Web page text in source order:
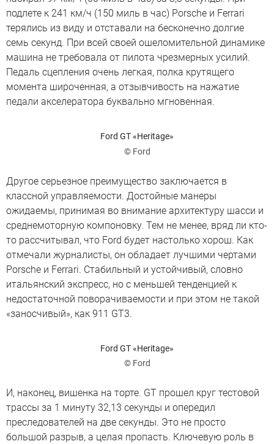
подлете к 241 км/ч (150 миль в час) Porsche и Ferrari
терялись из виду и отставали на бесконечно долгие
семь секунд. При всей своей ошеломительной динамике
машина не требовала от пилота чрезмерных усилий.
Педаль сцепления очень легкая, полка крутящего
момента широченная, а отзывчивость на нажатие
педали акселератора буквально мгновенная.
Ford GT «Heritage»
© Ford
Другое серьезное преимущество заключается в
классной управляемости. Достойные манеры
ожидаемы, принимая во внимание архитектуру шасси и
среднемоторную компоновку. Тем не менее, вряд ли кто-
то рассчитывал, что Ford будет настолько хорош. Как
отмечали журналисты, он обладает лучшими чертами
Porsche и Ferrari. Стабильный и устойчивый, словно
итальянский экспресс, но с меньшей тенденцией к
недостаточной поворачиваемости и при этом не такой
«заносчивый», как 911 GT3.
Ford GT «Heritage»
© Ford
И, наконец, вишенка на торте. GT прошел круг тестовой
трассы за 1 минуту 32,13 секунды и опередил
преследователей на две секунды. Это не просто
большой разрыв, а целая пропасть. Ключевую роль в